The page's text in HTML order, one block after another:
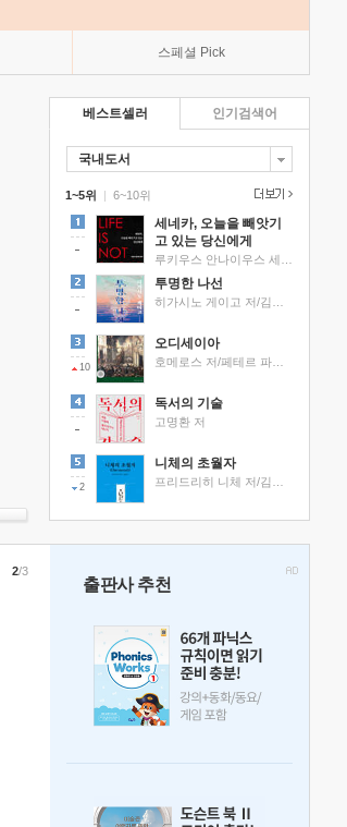
스페셜 Pick
베스트셀러
국내도서
1~5위 |
세네카, 오늘을 빼앗기
고 있는 당신에게
투명한 나선
10
오디세이아
독서의 기술
고명환 저
2
니체의 초월자
6~10위
인기검색어
2/3
출판사 추천